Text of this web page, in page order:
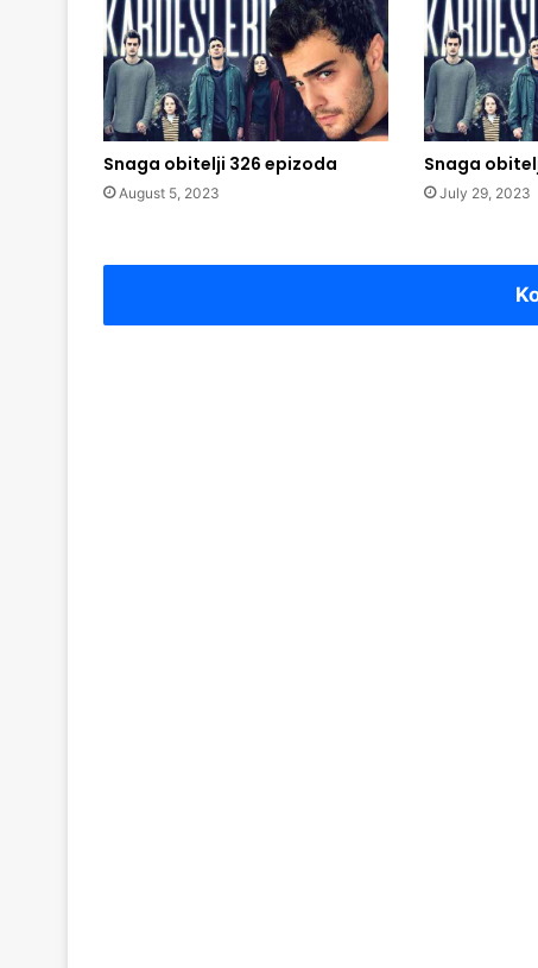
Snaga obitelji 326 epizoda
August 5, 2023
Snaga
July 29, 2023